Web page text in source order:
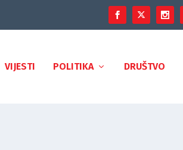
VIJESTI POLITIKA DRUŠTVO